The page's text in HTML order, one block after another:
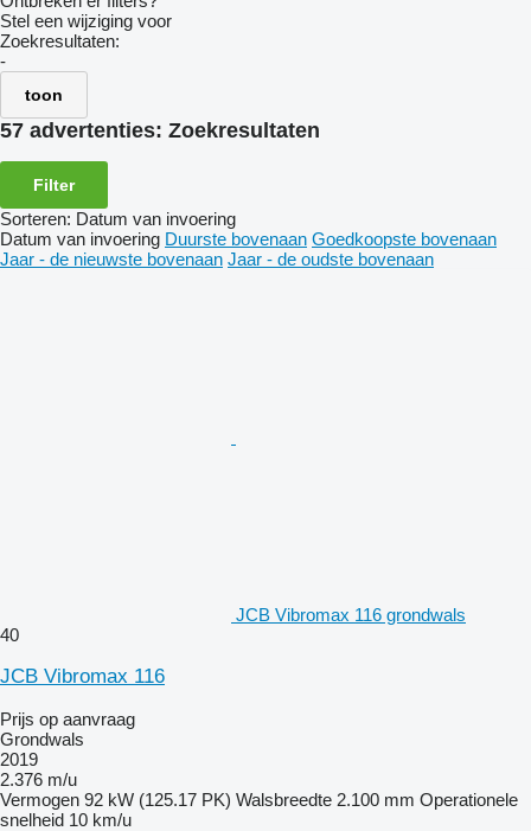
Stel een wijziging voor
Zoekresultaten:
-
toon
57 advertenties: Zoekresultaten
Filter
Sorteren: Datum van invoering
Datum van invoering Duurste bovenaan Goedkoopste bovenaan
Jaar - de nieuwste bovenaan Jaar - de oudste bovenaan
JCB Vibromax 116 grondwals
40
JCB Vibromax 116
Prijs op aanvraag
Grondwals
2019
2.376 m/u
Vermogen 92 kW (125.17 PK) Walsbreedte 2.100 mm Operationele
snelheid 10 km/u